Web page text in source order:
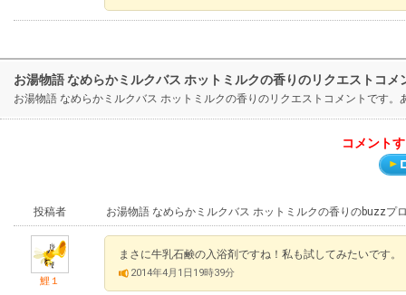
お湯物語 なめらかミルクバス ホットミルクの香りのリクエストコメ
お湯物語 なめらかミルクバス ホットミルクの香りのリクエストコメントです
コメント
投稿者 お湯物語 なめらかミルクバス ホットミルクの香りのbuzzプ
鯉１
まさに牛乳石鹸の入浴剤ですね！私も試してみたいです。
2014年4月1日19時39分